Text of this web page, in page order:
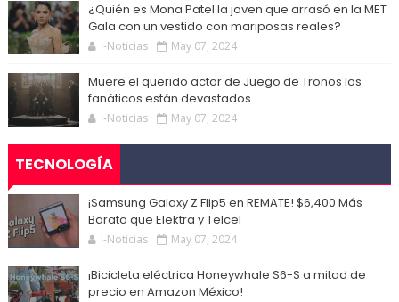
¿Quién es Mona Patel la joven que arrasó en la MET
Gala con un vestido con mariposas reales?
I-Noticias May 07, 2024
Muere el querido actor de Juego de Tronos los
fanáticos están devastados
I-Noticias May 07, 2024
TECNOLOGÍA
¡Samsung Galaxy Z Flip5 en REMATE! $6,400 Más
Barato que Elektra y Telcel
I-Noticias May 07, 2024
¡Bicicleta eléctrica Honeywhale S6-S a mitad de
precio en Amazon México!